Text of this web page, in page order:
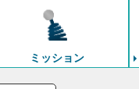
ミッション